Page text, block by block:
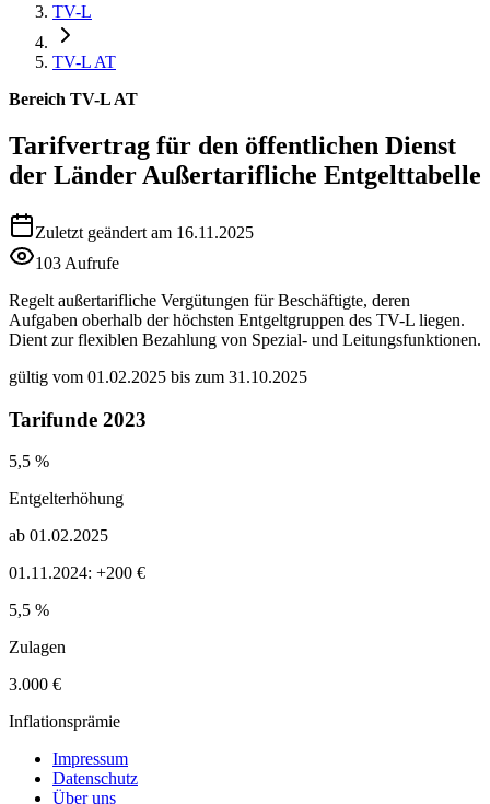
TV-L
TV-L AT
Bereich TV-L AT
Tarifvertrag für den öffentlichen Dienst
der Länder Außertarifliche Entgelttabelle
Zuletzt geändert am 16.11.2025
103 Aufrufe
Regelt außertarifliche Vergütungen für Beschäftigte, deren
Aufgaben oberhalb der höchsten Entgeltgruppen des TV-L liegen.
Dient zur flexiblen Bezahlung von Spezial- und Leitungsfunktionen.
gültig vom 01.02.2025 bis zum 31.10.2025
Tarifunde 2023
5,5 %
Entgelterhöhung
ab 01.02.2025
01.11.2024: +200 €
5,5 %
Zulagen
3.000 €
Inflationsprämie
Impressum
Datenschutz
Über uns